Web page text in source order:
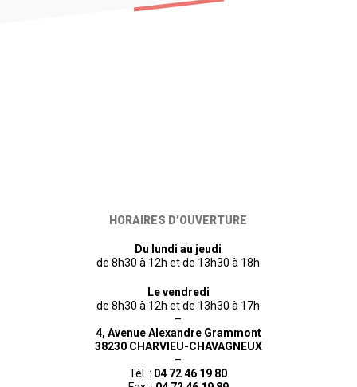
HORAIRES D’OUVERTURE
Du lundi au jeudi
de 8h30 à 12h et de 13h30 à 18h
Le vendredi
de 8h30 à 12h et de 13h30 à 17h
–
4, Avenue Alexandre Grammont
38230 CHARVIEU-CHAVAGNEUX
–
Tél. : 04 72 46 19 80